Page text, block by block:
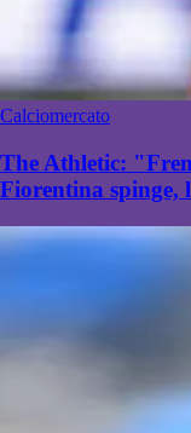
Calciomercato
The Athletic:
Fiorentina spinge,